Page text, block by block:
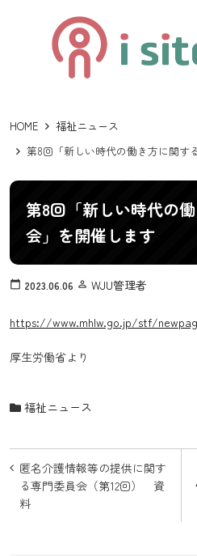
HOME
福祉ニュース
第8回「新しい時代の働き方に関す
第8回「新しい時代の
会」を開催します
calendar_today 2023.06.06 person_outline WJU管理者
https://www.mhlw.go.jp/stf/
厚生労働省より
福祉ニュース
投
稿
ナ
匿名介護情報等の提供に関す
る専門委員会（第12回） 資
料